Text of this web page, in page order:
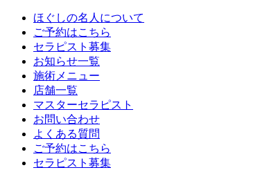
ほぐしの名人について
ご予約はこちら
セラピスト募集
お知らせ一覧
施術メニュー
店舗一覧
マスターセラピスト
お問い合わせ
よくある質問
ご予約はこちら
セラピスト募集